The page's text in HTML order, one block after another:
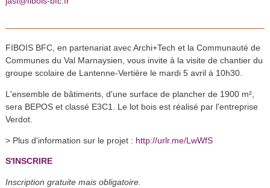
FIBOIS BFC, en partenariat avec Archi+Tech et la Communauté de
Communes du Val Marnaysien, vous invite à la visite de chantier du
groupe scolaire de Lantenne-Vertière le mardi 5 avril à 10h30.
L'ensemble de bâtiments, d'une surface de plancher de 1900 m²,
sera BEPOS et classé E3C1. Le lot bois est réalisé par l'entreprise
Verdot.
> Plus d'information sur le projet : http://urlr.me/LwWfS
S'INSCRIRE
Inscription gratuite mais obligatoire.